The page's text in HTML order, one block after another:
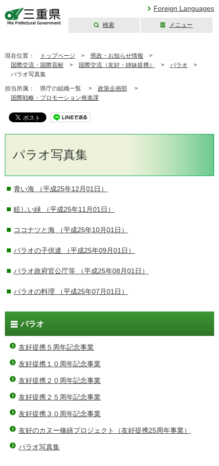
Foreign Languages
検索 メニュー
現在位置： トップページ > 県政・お知らせ情報 >
国際交流・国際貢献 > 国際交流（友好・姉妹提携） > パラオ >
パラオ写真集
担当所属： 県庁の組織一覧 > 政策企画部 >
国際戦略・プロモーション推進課
パラオ写真集
青い海 （平成25年12月01日）
眩しい緑 （平成25年11月01日）
ココナツと海 （平成25年10月01日）
パラオの子供達 （平成25年09月01日）
パラオ政府官公庁等 （平成25年08月01日）
パラオの料理 （平成25年07月01日）
パラオ
友好提携５周年記念事業
友好提携１０周年記念事業
友好提携２０周年記念事業
友好提携２５周年記念事業
友好提携３０周年記念事業
友好のカヌー修繕プロジェクト（友好提携25周年事業）
パラオ写真集